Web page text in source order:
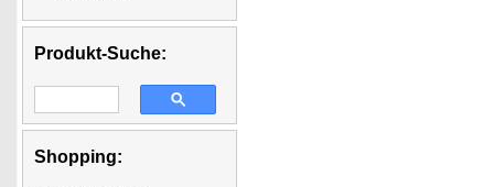
Produkt-Suche:
Shopping: